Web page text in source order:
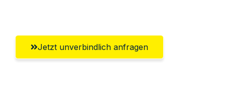
Jetzt unverbindlich anfragen